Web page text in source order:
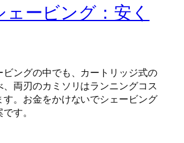
ービング：安く
ビングの中でも、カートリッジ式の
、両刃のカミソリはランニングコス
す。お金をかけないでシェービング
す。